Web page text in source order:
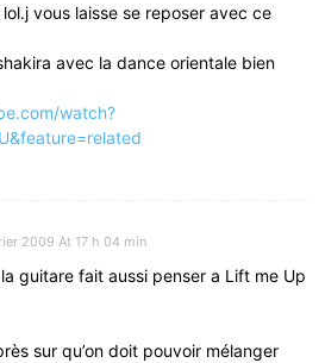
vous laisse se reposer avec ce
avec la dance orientale bien
watch?
2009 At 17 h 04 min
guitare fait aussi penser a Lift me Up
sur qu’on doit pouvoir mélanger